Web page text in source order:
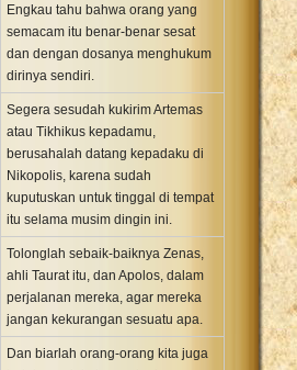
Engkau tahu bahwa orang yang
semacam itu benar-benar sesat
dan dengan dosanya menghukum
dirinya sendiri.
Segera sesudah kukirim Artemas
atau Tikhikus kepadamu,
berusahalah datang kepadaku di
Nikopolis, karena sudah
kuputuskan untuk tinggal di tempat
itu selama musim dingin ini.
Tolonglah sebaik-baiknya Zenas,
ahli Taurat itu, dan Apolos, dalam
perjalanan mereka, agar mereka
jangan kekurangan sesuatu apa.
Dan biarlah orang-orang kita juga